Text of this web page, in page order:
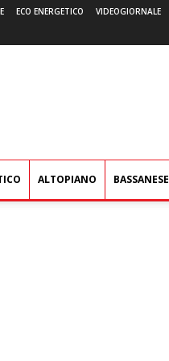
ECO ENERGETICO VIDEOGIORNALE
ALTOPIANO BASSANESE